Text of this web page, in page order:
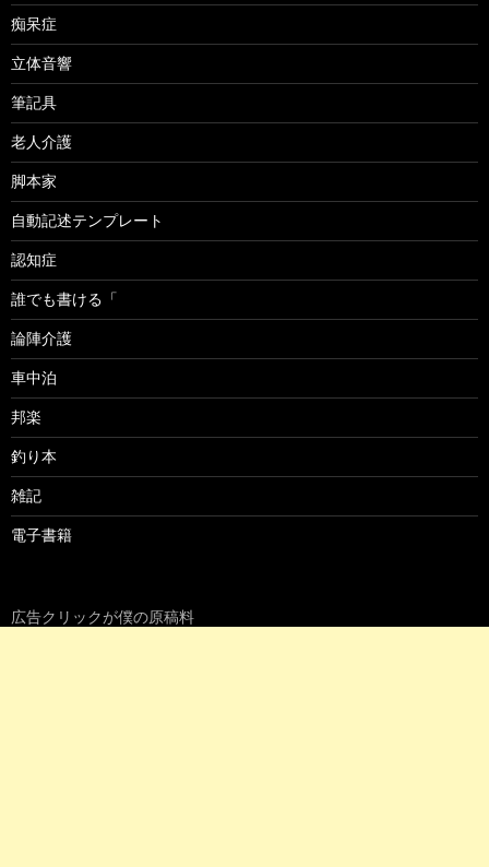
痴呆症
立体音響
筆記具
老人介護
脚本家
自動記述テンプレート
認知症
誰でも書ける「
論陣介護
車中泊
邦楽
釣り本
雑記
電子書籍
広告クリックが僕の原稿料